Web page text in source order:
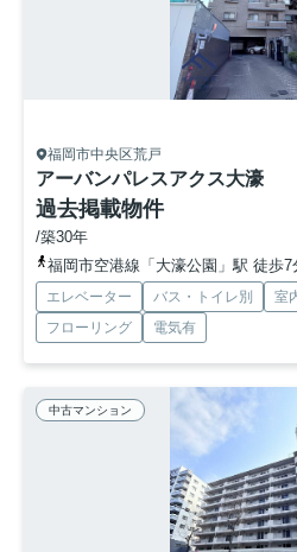
福岡市中央区荒戸
アーバンパレスアクス大濠
過去掲載物件
/築30年
福岡市空港線「大濠公園」駅 徒歩7
エレベーター バス・トイレ別 室
フローリング
電気有
中古マンション